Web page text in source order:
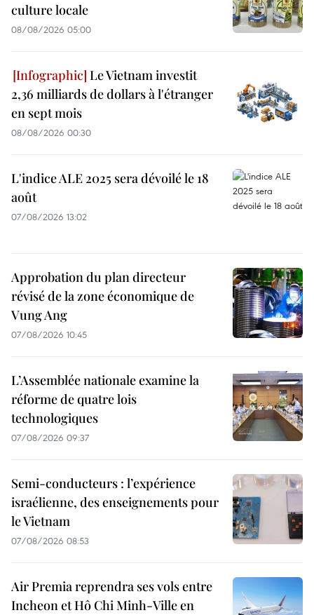
culture locale
08/08/2026 05:00
Le Vietnam investit
2,36 milliards de dollars à l'étranger
en sept mois
08/08/2026 00:30
L'indice ALE 2025 sera dévoilé le 18
août
07/08/2026 13:02
Approbation du plan directeur
révisé de la zone économique de
Vung Ang
07/08/2026 10:45
L’Assemblée nationale examine la
réforme de quatre lois
technologiques
07/08/2026 09:37
Semi-conducteurs : l’expérience
israélienne, des enseignements pour
le Vietnam
07/08/2026 08:53
Air Premia reprendra ses vols entre
Incheon et Hô Chi Minh-Ville en